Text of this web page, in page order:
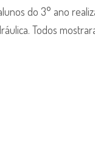
do 3° ano
Todos